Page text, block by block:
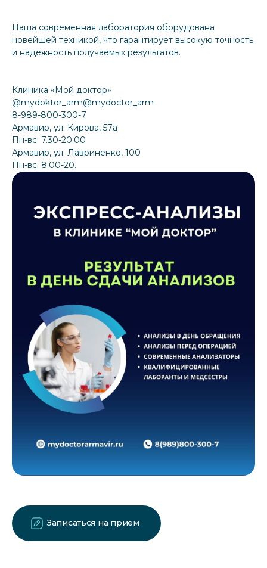
Наша современная лаборатория оборудована
новейшей техникой, что гарантирует высокую точность
и надежность получаемых результатов.
Клиника «Мой доктор»
@mydoktor_arm@mydoctor_arm
8-989-800-300-7
Армавир, ул. Кирова, 57а
Пн-вс: 7.30-20.00
Армавир, ул. Лавриненко, 100
Пн-вс: 8.00-20.
Записаться на прием